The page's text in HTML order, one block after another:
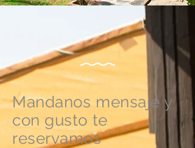
Contáctanosy
reserva
Mandanos mensaje y
con gusto te
reservamos